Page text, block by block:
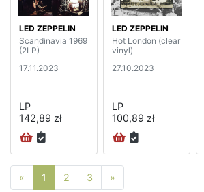
LED ZEPPELIN
Scandinavia 1969
(2LP)
17.11.2023
LP
142,89 zł
LED ZEPPELIN
Hot London (clear
vinyl)
27.10.2023
LP
100,89 zł
« Poprzednia strona
1 2 3 »